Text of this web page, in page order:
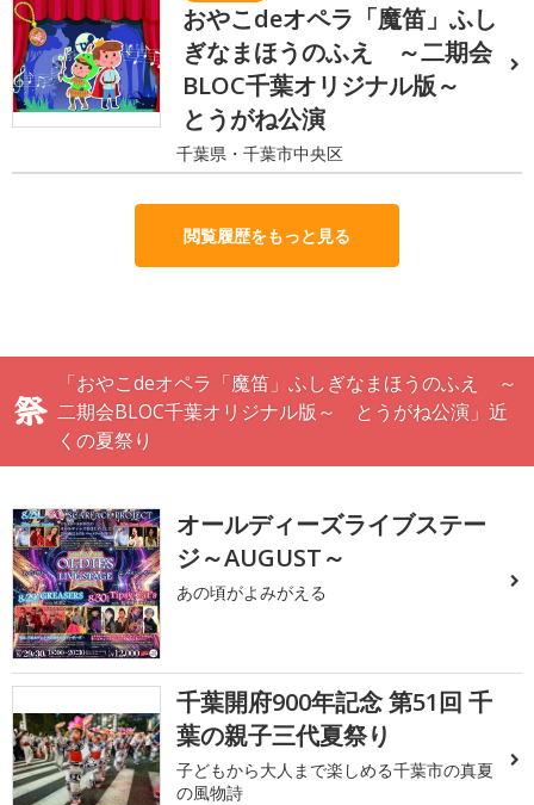
おやこdeオペラ「魔笛」ふし
ぎなまほうのふえ ～二期会
BLOC千葉オリジナル版～
とうがね公演
千葉県・千葉市中央区
閲覧履歴をもっと見る
「おやこdeオペラ「魔笛」ふしぎなまほうのふえ ～
二期会BLOC千葉オリジナル版～ とうがね公演」近
くの夏祭り
オールディーズライブステー
ジ～AUGUST～
あの頃がよみがえる
千葉開府900年記念 第51回 千
葉の親子三代夏祭り
子どもから大人まで楽しめる千葉市の真夏
の風物詩